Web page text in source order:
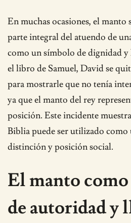
En muchas ocasiones, el manto
parte integral del atuendo de
como un símbolo de dignidad
el libro de Samuel, David se
para mostrarle que no tenía
ya que el manto del rey
posición. Este incidente
Biblia puede ser utilizado
distinción y posición social.
El manto
de autoridad y